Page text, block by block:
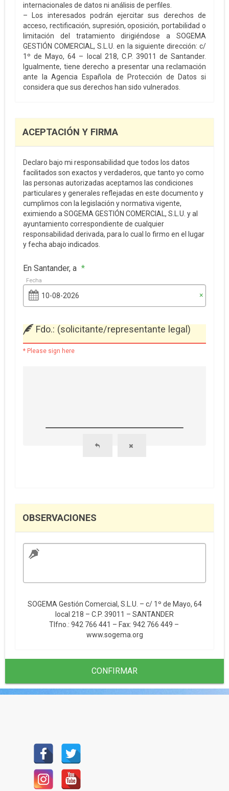
internacionales de datos ni análisis de perfiles.
– Los interesados podrán ejercitar sus derechos de
acceso, rectificación, supresión, oposición, portabilidad o
limitación del tratamiento dirigiéndose a SOGEMA
GESTIÓN COMERCIAL, S.L.U. en la siguiente dirección: c/
1º de Mayo, 64 – local 218, C.P. 39011 de Santander.
Igualmente, tiene derecho a presentar una reclamación
ante la Agencia Española de Protección de Datos si
considera que sus derechos han sido vulnerados.
ACEPTACIÓN Y FIRMA
Declaro bajo mi responsabilidad que todos los datos
facilitados son exactos y verdaderos, que tanto yo como
las personas autorizadas aceptamos las condiciones
particulares y generales reflejadas en este documento y
cumplimos con la legislación y normativa vigente,
eximiendo a SOGEMA GESTIÓN COMERCIAL, S.L.U. y al
ayuntamiento correspondiente de cualquier
responsabilidad derivada, para lo cual lo firmo en el lugar
y fecha abajo indicados.
En Santander, a *
Fecha
×
Fdo.: (solicitante/representante legal)
* Please sign here
OBSERVACIONES
SOGEMA Gestión Comercial, S.L.U. – c/ 1º de Mayo, 64
local 218 – C.P. 39011 – SANTANDER
Tlfno.: 942 766 441 – Fax: 942 766 449 –
www.sogema.org
CONFIRMAR